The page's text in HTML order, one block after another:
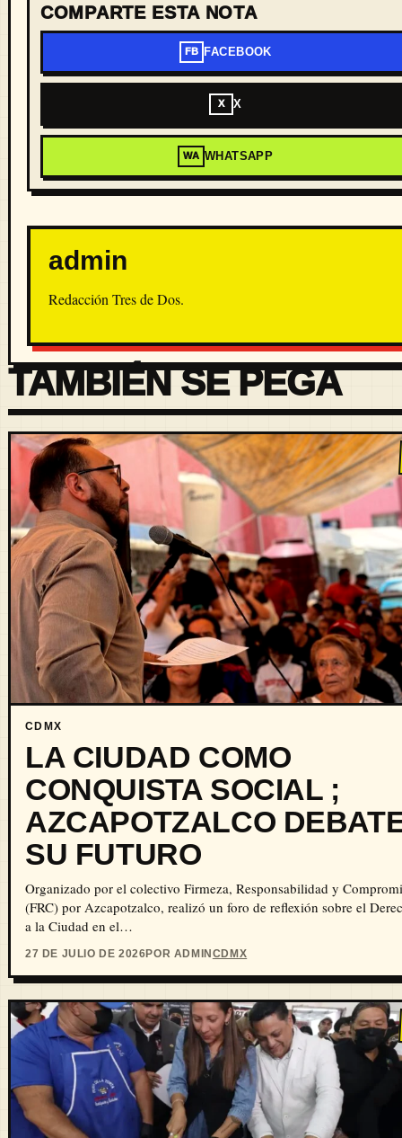
COMPARTE ESTA NOTA
FB FACEBOOK
X X
WA WHATSAPP
admin
Redacción Tres de Dos.
TAMBIÉN SE PEGA
CDMX
LA CIUDAD COMO
CONQUISTA SOCIAL ;
AZCAPOTZALCO
SU FUTURO
Organizado por el colectivo Firmeza, Responsabilidad y
(FRC) por Azcapotzalco, realizó un foro de reflexión sobre el
a la Ciudad en el…
27 DE JULIO DE 2026POR ADMINCDMX